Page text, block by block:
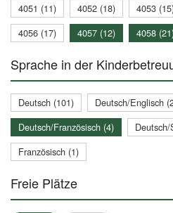
4051 (11) 4052 (18) 4053
4056 (17)
4057 (12) 4058
Sprache in der
Deutsch (101)
Deutsch/Englisch
Deutsch/Französisch (4)
Französisch (1)
Freie Plätze